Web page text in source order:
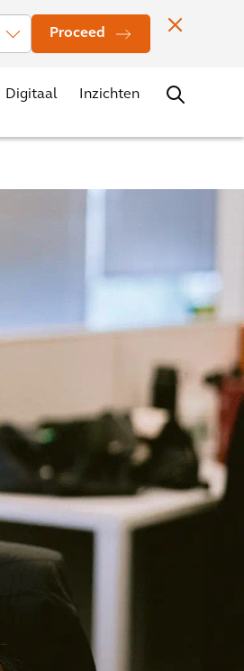
Proceed
Vestigingen Contact
Digitaal Inzichten